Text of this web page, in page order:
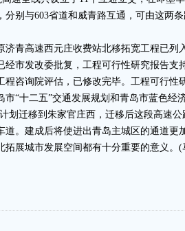
分别与603省道和威青路互通，可由这两条
青高速西元庄收费站北移拓宽工程已列
经市发改委批复，工程可行性研究报告支
程咨询院评估，已修改完毕。工程可行性
市“十二五”交通发展规划和青岛市蓝色经
划迁移到朱家官庄西，迁移后这段高速
道。建成后将使进出青岛主城区的通道更
拓展城市发展空间都有十分重要的意义。(